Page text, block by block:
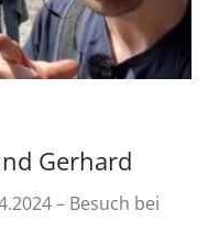
Gerhard
– Besuch bei